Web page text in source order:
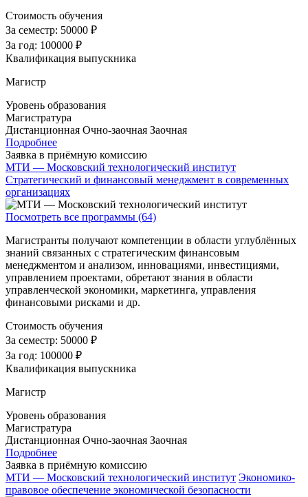
Стоимость обучения
За семестр: 50000 ₽
За год: 100000 ₽
Квалификация выпускника
Магистр
Уровень образования
Магистратура
Дистанционная Очно-заочная Заочная
Подробнее
Заявка в приёмную комиссию
МТИ — Московский технологический институт
Стратегический и финансовый менеджмент в современных
организациях
Посмотреть все программы (64)
Магистранты получают компетенции в области углублённых
знаний связанных с стратегическим финансовым
менеджментом и анализом, инновациями, инвестициями,
управлением проектами, обретают знания в области
управленческой экономики, маркетинга, управления
финансовыми рисками и др.
Стоимость обучения
За семестр: 50000 ₽
За год: 100000 ₽
Квалификация выпускника
Магистр
Уровень образования
Магистратура
Дистанционная Очно-заочная Заочная
Подробнее
Заявка в приёмную комиссию
МТИ — Московский технологический институт Экономико-
правовое обеспечение экономической безопасности